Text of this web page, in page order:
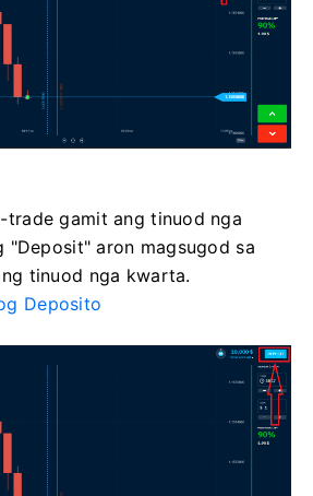
trade gamit ang tinuod nga
"Deposit" aron magsugod sa
tinuod nga kwarta.
Deposito